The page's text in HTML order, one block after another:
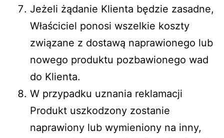
Jeżeli żądanie Klienta będzie zasadne,
Właściciel ponosi wszelkie koszty
związane z dostawą naprawionego lub
nowego produktu pozbawionego wad
do Klienta.
W przypadku uznania reklamacji
Produkt uszkodzony zostanie
naprawiony lub wymieniony na inny,